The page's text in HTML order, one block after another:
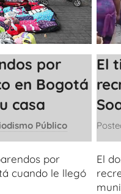
por
en Bogotá
casa
Público
por
cuando le llegó
El
El